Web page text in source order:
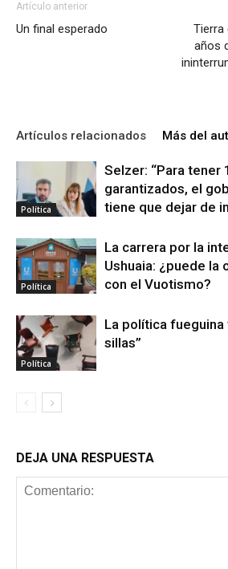
Artículo anterior
Un final esperado
Tierra
años
Artículos relacionados Más del
Política
Selzer: “Para tener
garantizados, el
tiene que dejar de
Política
La carrera por la
Ushuaia: ¿puede
con el Vuotismo?
Política
La política fueguina
sillas”
DEJA UNA RESPUESTA